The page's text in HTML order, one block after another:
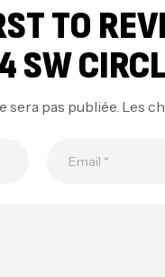
TO
SW
sera pas publiée. Les